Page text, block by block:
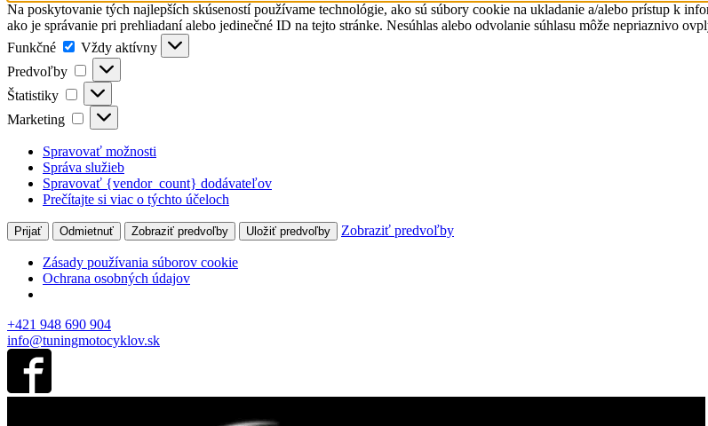
Na poskytovanie tých najlepších skúseností používame technológie, ako sú súbory cookie na ukladanie a/alebo prístup k
ako je správanie pri prehliadaní alebo jedinečné ID na tejto stránke. Nesúhlas alebo odvolanie súhlasu môže nepriaznivo
Funkčné
Funkčné
Vždy aktívny
Predvoľby
Predvoľby
Štatistiky Štatistiky
Marketing Marketing
Spravovať možnosti
Správa služieb
Spravovať {vendor_count} dodávateľov
Prečítajte si viac o týchto účeloch
Prijať Odmietnuť Zobraziť predvoľby Uložiť predvoľby Zobraziť predvoľby
Zásady používania súborov cookie
Ochrana osobných údajov
+421 948 690 904
info@tuningmotocyklov.sk